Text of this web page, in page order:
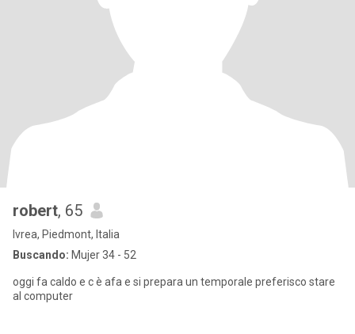
robert, 65
Ivrea, Piedmont, Italia
Buscando: Mujer 34 - 52
oggi fa caldo e c è afa e si prepara un temporale preferisco stare
al computer